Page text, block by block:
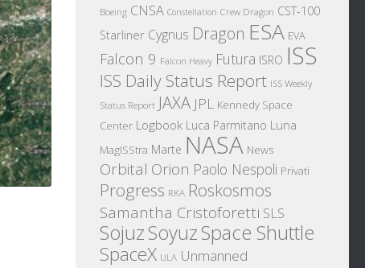
Boeing CNSA Constellation Crew Dragon CST-100
Starliner Cygnus Dragon ESA EVA
Falcon 9 Falcon Heavy Futura ISRO ISS
ISS Daily Status Report ISS Weekly
Status Report JAXA JPL Kennedy Space
Center Logbook Luca Parmitano Luna
MagISStra Marte NASA News
Orbital Orion Paolo Nespoli Privati
Progress RKA Roskosmos
Samantha Cristoforetti SLS
SojuzSoyuzSpace Shuttle
SpaceX ULA Unmanned